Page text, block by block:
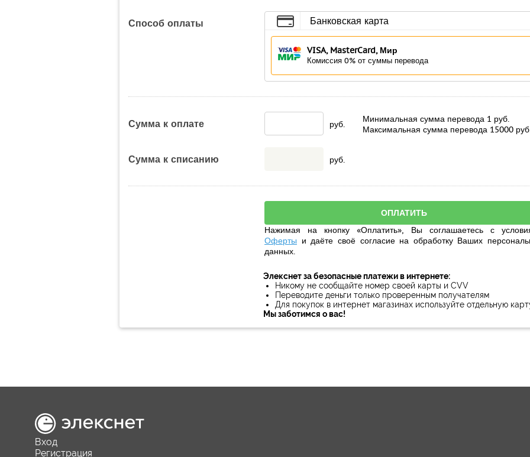
Способ оплаты Банковская карта
VISA, MasterCard, Мир
Комиссия 0% от суммы перевода
Сумма к оплате руб. Минимальная сумма перевода 1 руб.
Максимальная сумма перевода 15000
Сумма к списанию руб.
Нажимая на кнопку «Оплатить», Вы соглашаетесь с
Оферты и даёте своё согласиена обработку Ваших
данных.
Элекснет за безопасные платежи в интернете:
Никому не сообщайте номер своей карты и CVV
Переводите деньги только проверенным получателям
Для покупок в интернет магазинах используйте отдельную
Мы заботимся о вас!
Вход
Регистрация